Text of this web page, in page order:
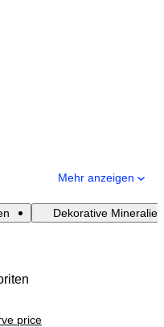
Mehr anzeigen
Dekorative Mineralien
price